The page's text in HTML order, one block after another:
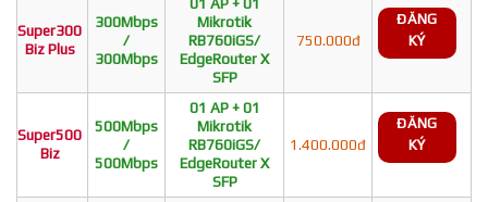
Super300
Biz Plus
300Mbps
/
300Mbps
Mikrotik
RB760iGS/
EdgeRouter X
SFP
750.000đ
ĐĂNG
KÝ
Super500
Biz
500Mbps
/
500Mbps
01 AP + 01
Mikrotik
RB760iGS/
EdgeRouter X
SFP
1.400.000đ
ĐĂNG
KÝ